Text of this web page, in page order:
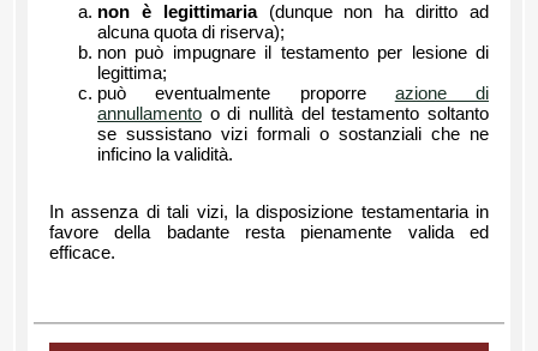
non è legittimaria(dunque non ha diritto ad
alcuna quota di riserva);
non può impugnare il testamento per lesione di
legittima;
può eventualmente proporre azione di
annullamento o di nullità del testamento soltanto
se sussistano vizi formali o sostanziali che ne
inficino la validità.
In assenza di tali vizi, la disposizione testamentaria in
favore della badante resta pienamente valida ed
efficace.